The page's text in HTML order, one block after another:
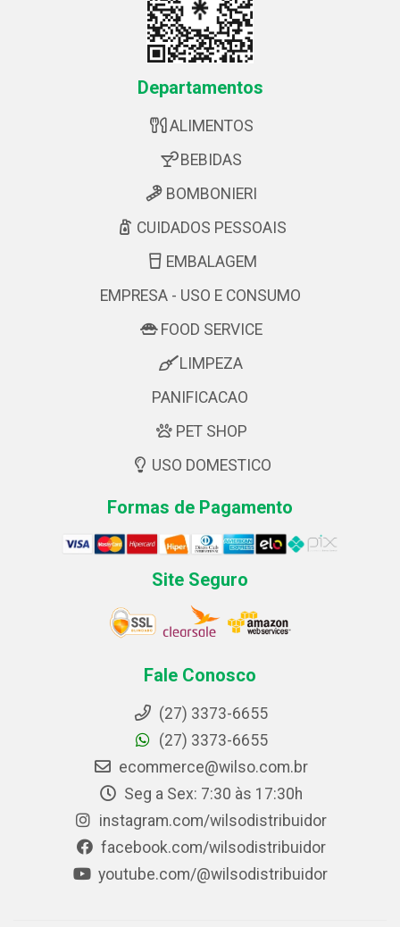
Departamentos
ALIMENTOS
BEBIDAS
BOMBONIERI
CUIDADOS PESSOAIS
EMBALAGEM
EMPRESA - USO E CONSUMO
FOOD SERVICE
LIMPEZA
PANIFICACAO
PET SHOP
USO DOMESTICO
Formas de Pagamento
Site Seguro
Fale Conosco
(27) 3373-6655
(27) 3373-6655
ecommerce@wilso.com.br
Seg a Sex: 7:30 às 17:30h
instagram.com/wilsodistribuidor
facebook.com/wilsodistribuidor
youtube.com/@wilsodistribuidor